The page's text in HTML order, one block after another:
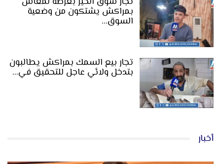
بمراكش يشتكون من وضعية
السوق…
تجار بيع السمك بمراكش يطالبون
بتدخل ولائي عاجل للتحقيق في…
أخبار